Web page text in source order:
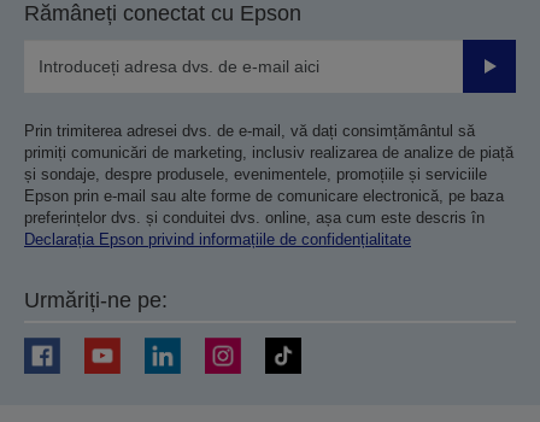
Rămâneți conectat cu Epson
Prin trimiterea adresei dvs. de e-mail, vă dați consimțământul să
primiți comunicări de marketing, inclusiv realizarea de analize de piață
și sondaje, despre produsele, evenimentele, promoțiile și serviciile
Epson prin e-mail sau alte forme de comunicare electronică, pe baza
preferințelor dvs. și conduitei dvs. online, așa cum este descris în
Declarația Epson privind informațiile de confidențialitate
Urmăriți-ne pe: